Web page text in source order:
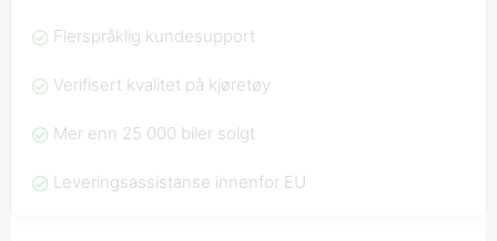
Flerspråklig kundesupport
Verifisert kvalitet på kjøretøy
Mer enn 25 000 biler solgt
Leveringsassistanse innenfor EU